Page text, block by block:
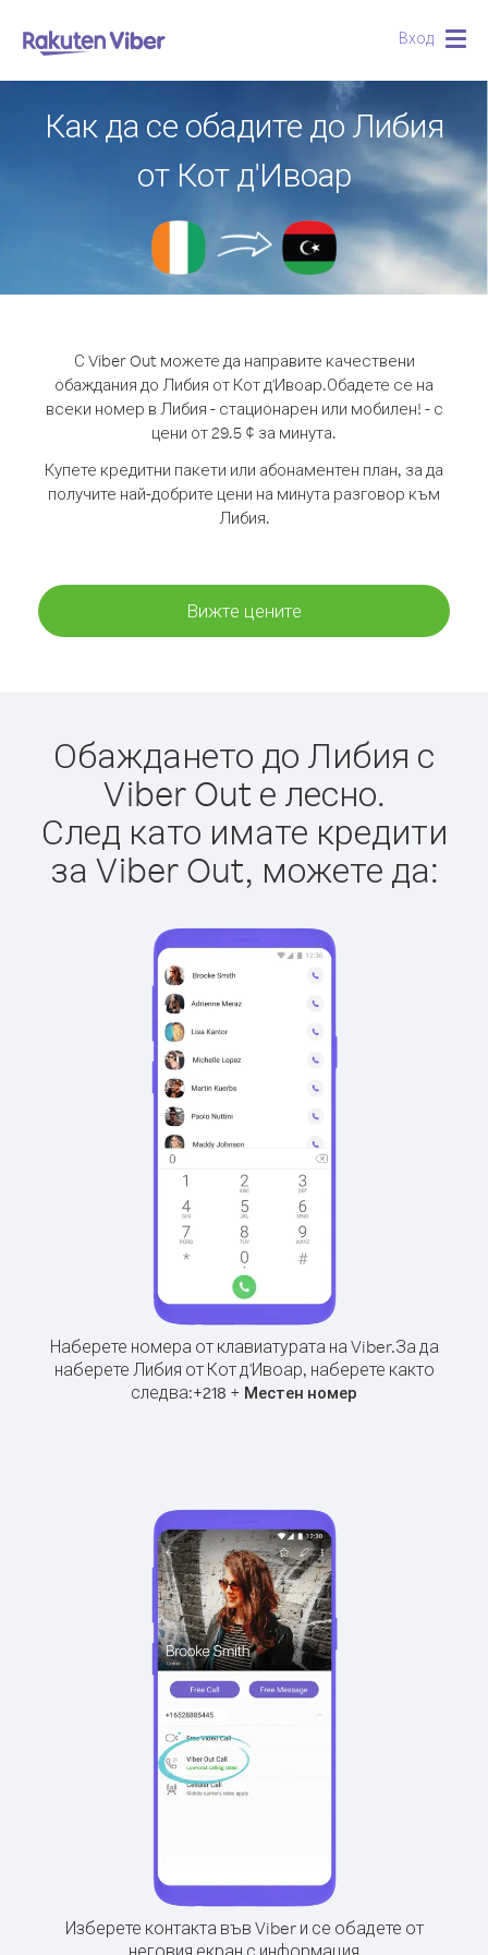
Вход
Как да се обадите до Либия
от Кот д'Ивоар
С Viber Out можете да направите качествени
обаждания до Либия от Кот д'Ивоар.Обадете се на
всеки номер в Либия - стационарен или мобилен! - с
цени от 29.5 ¢ за минута.
Купете кредитни пакети или абонаментен план, за да
получите най-добрите цени на минута разговор към
Либия.
Вижте цените
Обаждането до Либия с
Viber Out е лесно.
След като имате кредити
за Viber Out, можете да:
Наберете номера от клавиатурата на Viber.За да
наберете Либия от Кот д'Ивоар, наберете както
следва:+218 + Местен номер
Изберете контакта във Viber и се обадете от
неговия екран с информация